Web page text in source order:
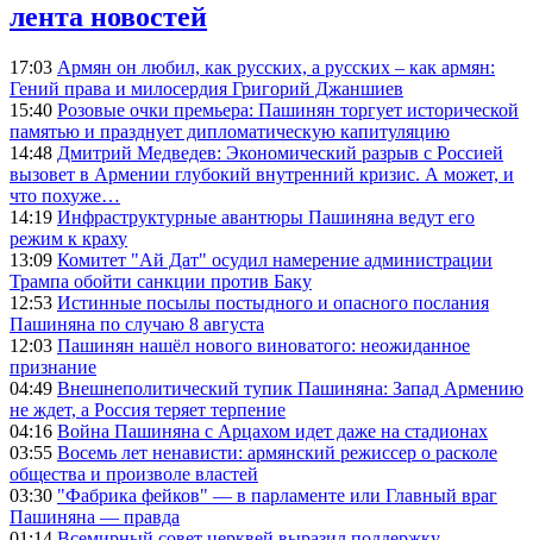
лента новостей
17:03 Армян он любил, как русских, а русских – как армян:
Гений права и милосердия Григорий Джаншиев
15:40 Розовые очки премьера: Пашинян торгует исторической
памятью и празднует дипломатическую капитуляцию
14:48 Дмитрий Медведев: Экономический разрыв с Россией
вызовет в Армении глубокий внутренний кризис. А может, и
что похуже…
14:19 Инфраструктурные авантюры Пашиняна ведут его
режим к краху
13:09 Комитет "Ай Дат" осудил намерение администрации
Трампа обойти санкции против Баку
12:53 Истинные посылы постыдного и опасного послания
Пашиняна по случаю 8 августа
12:03 Пашинян нашёл нового виноватого: неожиданное
признание
04:49 Внешнеполитический тупик Пашиняна: Запад Армению
не ждет, а Россия теряет терпение
04:16 Война Пашиняна с Арцахом идет даже на стадионах
03:55 Восемь лет ненависти: армянский режиссер о расколе
общества и произволе властей
03:30 "Фабрика фейков" — в парламенте или Главный враг
Пашиняна — правда